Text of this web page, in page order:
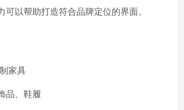
可以帮助打造符合品牌定位的界面。
家具
品、鞋履